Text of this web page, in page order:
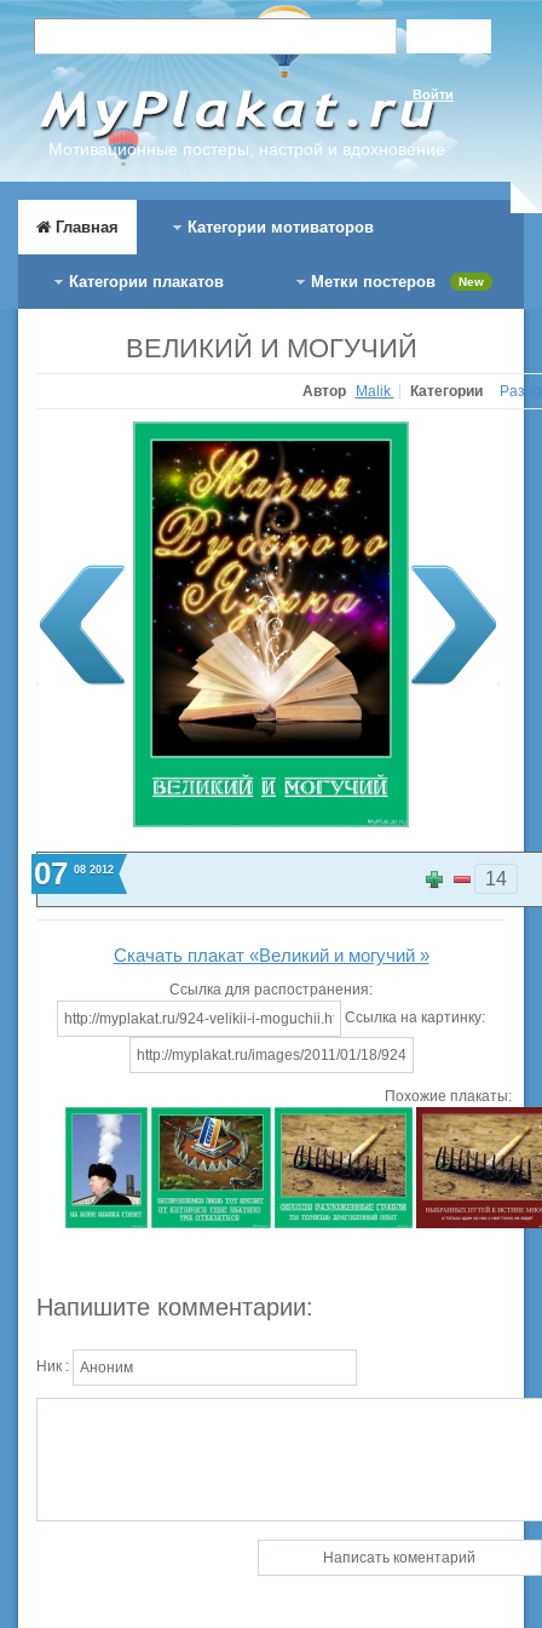
Мотивационные постеры, настрой и вдохновение
Войти
Главная Категории мотиваторов
Категории плакатов Метки постеров New
ВЕЛИКИЙ И МОГУЧИЙ
Автор Malik Категории
07 08 2012 14
Скачать плакат «Великий и могучий »
Ссылка для распостранения:
Ссылка на картинку:
Похожие плакаты:
Напишите комментарии:
Ник :